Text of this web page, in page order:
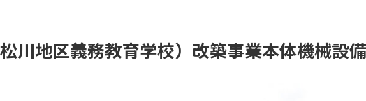
川地区義務教育学校）改築事業本体機械設